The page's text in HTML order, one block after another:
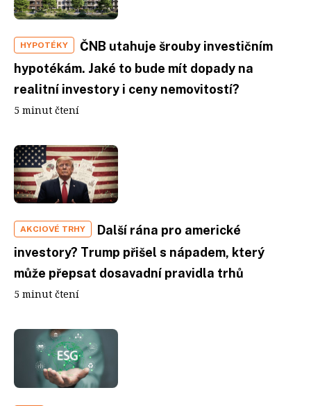
HYPOTÉKY
ČNB utahuje šrouby investičním
hypotékám. Jaké to bude mít dopady na
realitní investory i ceny nemovitostí?
5 minut čtení
AKCIOVÉ TRHY
Další rána pro americké
investory? Trump přišel s nápadem, který
může přepsat dosavadní pravidla trhů
5 minut čtení